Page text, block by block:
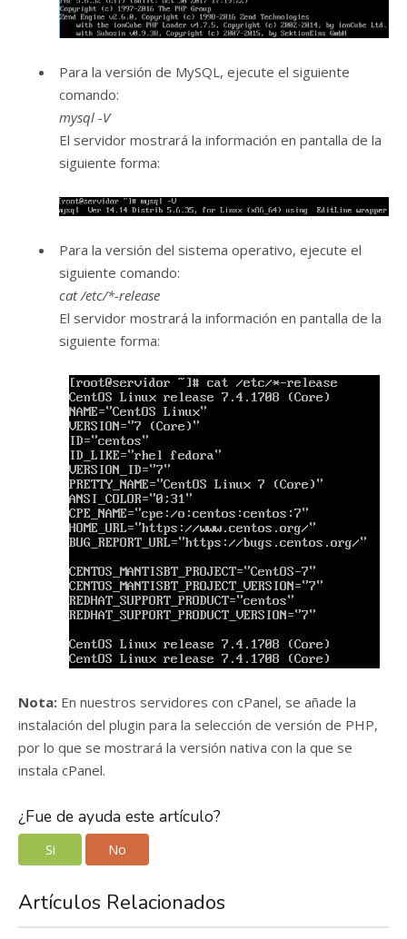
Para la versión de MySQL, ejecute el siguiente
comando:
mysql -V
El servidor mostrará la información en pantalla de la
siguiente forma:
Para la versión del sistema operativo, ejecute el
siguiente comando:
cat /etc/*-release
El servidor mostrará la información en pantalla de la
siguiente forma:
Nota: En nuestros servidores con cPanel, se añade la
instalación del plugin para la selección de versión de PHP,
por lo que se mostrará la versión nativa con la que se
instala cPanel.
¿Fue de ayuda este artículo?
Si No
Artículos Relacionados